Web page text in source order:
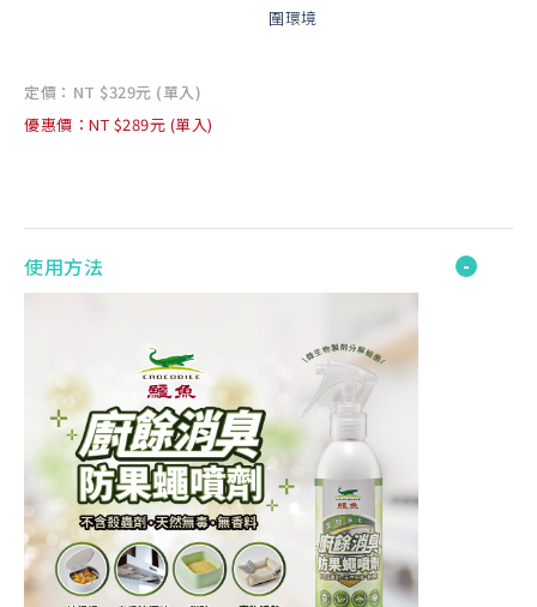
圍環境
定價：NT $329元 (單入)
優惠價：NT $289元 (單入)
使用方法